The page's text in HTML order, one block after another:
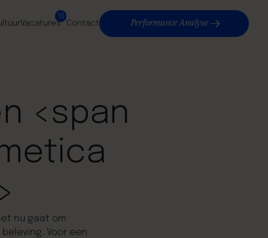
Vacatures
10
Contact Performance Analyse
<span
nu gaat om
Voor een